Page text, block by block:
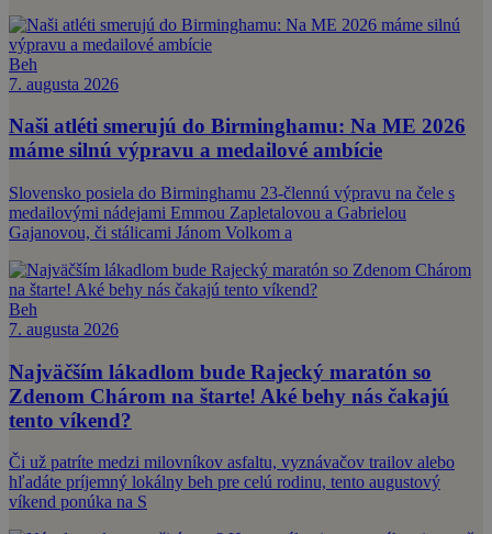
Beh
7. augusta 2026
Naši atléti smerujú do Birminghamu: Na ME 2026
máme silnú výpravu a medailové ambície
Slovensko posiela do Birminghamu 23-člennú výpravu na čele s
medailovými nádejami Emmou Zapletalovou a Gabrielou
Gajanovou, či stálicami Jánom Volkom a
Beh
7. augusta 2026
Najväčším lákadlom bude Rajecký maratón so
Zdenom Chárom na štarte! Aké behy nás čakajú
tento víkend?
Či už patríte medzi milovníkov asfaltu, vyznávačov trailov alebo
hľadáte príjemný lokálny beh pre celú rodinu, tento augustový
víkend ponúka na S